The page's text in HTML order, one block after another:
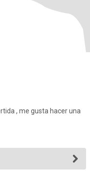
, me gusta hacer una